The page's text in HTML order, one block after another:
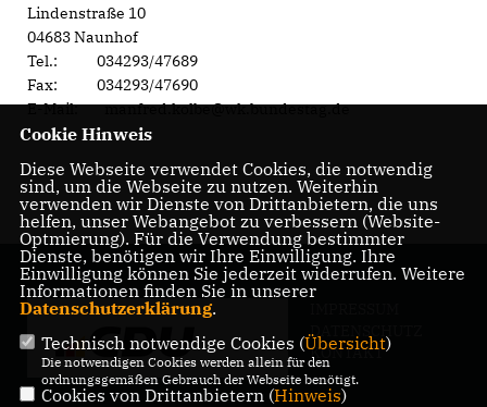
Lindenstraße 10
04683 Naunhof
Tel.: 034293/47689
Fax: 034293/47690
E-Mail: manfred.kolbe@wk.bundestag.de
DATENSCHUTZ
KONTAKT
Cookie Hinweis
Diese Webseite verwendet Cookies, die notwendig
sind, um die Webseite zu nutzen. Weiterhin
verwenden wir Dienste von Drittanbietern, die uns
helfen, unser Webangebot zu verbessern (Website-
Optmierung). Für die Verwendung bestimmter
Dienste, benötigen wir Ihre Einwilligung. Ihre
Einwilligung können Sie jederzeit widerrufen. Weitere
Informationen finden Sie in unserer
Datenschutzerklärung.
Technisch notwendige Cookies (Übersicht)
Die notwendigen Cookies werden allein für den
ordnungsgemäßen Gebrauch der Webseite benötigt.
Cookies von Drittanbietern (Hinweis)